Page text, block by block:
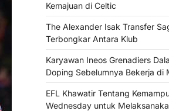
Kemajuan di Celtic
The Alexander Isak Transfer
Terbongkar Antara Klub
Karyawan Ineos Grenadiers
Doping Sebelumnya Bekerja di
EFL Khawatir Tentang
Wednesday untuk